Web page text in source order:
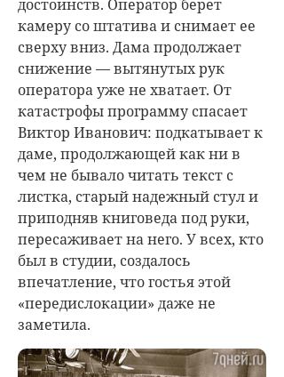
достоинств. Оператор берет
камеру со штатива и снимает ее
сверху вниз. Дама продолжает
снижение — вытянутых рук
оператора уже не хватает. От
катастрофы программу спасает
Виктор Иванович: подкатывает к
даме, продолжающей как ни в
чем не бывало читать текст с
листка, старый надежный стул и
приподняв книговеда под руки,
пересаживает на него. У всех, кто
был в студии, создалось
впечатление, что гостья этой
«передислокации» даже не
заметила.